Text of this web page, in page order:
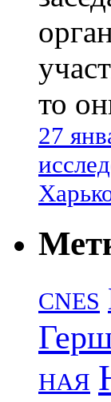
то
27
CNES
НАЯ